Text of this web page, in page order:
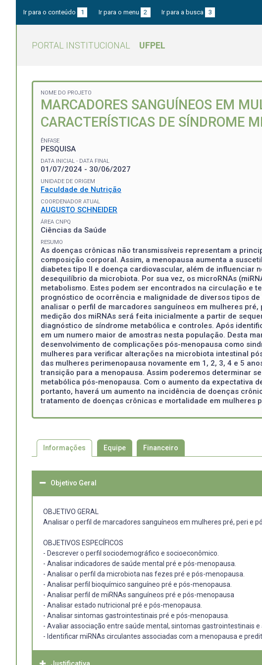
Ir para o conteúdo 1 Ir para o menu 2 Ir para a busca 3
PORTAL INSTITUCIONAL UFPEL
NOME DO PROJETO
MARCADORES SANGUÍNEOS EM
CARACTERÍSTICAS DE SÍNDROME
ÊNFASE
PESQUISA
DATA INICIAL - DATA FINAL
01/07/2024 - 30/06/2027
UNIDADE DE ORIGEM
Faculdade de Nutrição
COORDENADOR ATUAL
AUGUSTO SCHNEIDER
ÁREA CNPQ
Ciências da Saúde
RESUMO
As doenças crônicas não transmissíveis representam a
composição corporal. Assim, a menopausa aumenta a
diabetes tipo II e doença cardiovascular, além de influenciar
desequilíbrio da microbiota. Por sua vez, os microRNAs
metabolismo. Estes podem ser encontrados na circulação e
prognóstico de ocorrência e malignidade de diversos tipos
analisar o perfil de marcadores sanguíneos em mulheres
medição dos miRNAs será feita inicialmente a partir de
diagnóstico de síndrome metabólica e controles. Após
em um numero maior de amostras nesta população. Desta
desenvolvimento de complicações pós-menopausa como
mulheres para verificar alterações na microbiota intestinal
das mulheres perimenopausa novamente em 1, 2, 3, 4 e 5
transição para a menopausa. Assim poderemos determinar
metabólica pós-menopausa. Com o aumento da expectativa
portanto, haverá um aumento na incidência de doenças
tratamento de doenças crônicas e mortalidade em mulheres
Informações Equipe Financeiro
Objetivo Geral
OBJETIVO GERAL
Analisar o perfil de marcadores sanguíneos em mulheres pré, peri e
OBJETIVOS ESPECÍFICOS
- Descrever o perfil sociodemográfico e socioeconômico.
- Analisar indicadores de saúde mental pré e pós-menopausa.
- Analisar o perfil da microbiota nas fezes pré e pós-menopausa.
- Analisar perfil bioquímico sanguíneo pré e pós-menopausa.
- Analisar perfil de miRNAs sanguíneos pré e pós-menopausa
- Analisar estado nutricional pré e pós-menopausa.
- Analisar sintomas gastrointestinais pré e pós-menopausa.
- Avaliar associação entre saúde mental, sintomas gastrointestinais e
- Identificar miRNAs circulantes associadas com a menopausa e